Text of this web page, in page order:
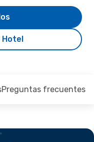
Hotel
Preguntas frecuentes